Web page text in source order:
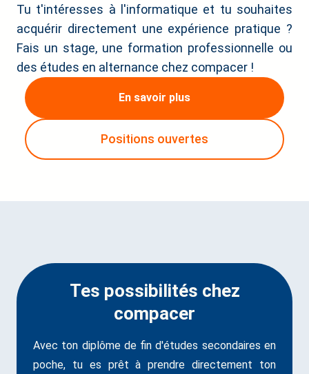
Tu t'intéresses à l'informatique et tu souhaites
acquérir directement une expérience pratique ?
Fais un stage, une formation professionnelle ou
des études en alternance chez compacer !
En savoir plus
Positions ouvertes
Tes possibilités chez
compacer
Avec ton diplôme de fin d'études secondaires en
poche, tu es prêt à prendre directement ton